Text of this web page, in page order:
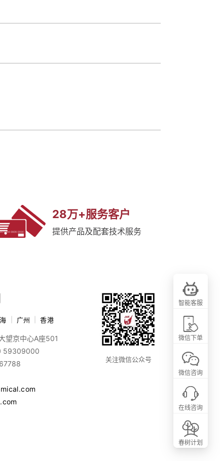
28万+服务客户
提供产品及配套技术服务
广州 香港
望京中心A座501
59309000
关注微信公众号
智能客服
微信下单
微信咨询
在线咨询
春树计划